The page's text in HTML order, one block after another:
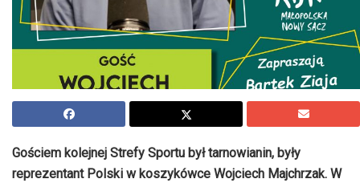
Gościem kolejnej Strefy Sportu był tarnowianin, były
reprezentant Polski w koszykówce Wojciech Majchrzak. W